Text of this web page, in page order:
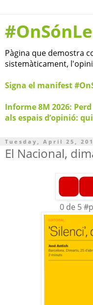
Pàgina que demostra
sistemàticament,
Signa el manifest
Informe 8M 2026:
als espais d’opinió:
Tuesday, April 25,
El Nacional,
0 de 5